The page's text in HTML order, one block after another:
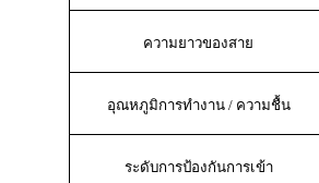
ความยาวของสาย
อุณหภูมิการทํางาน / ความชื้น
ระดับการป้องกันการเข้า